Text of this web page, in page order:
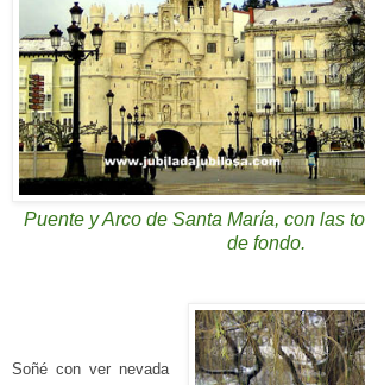
Puente y Arco de Santa María, con las
de fondo.
Soñé con ver nevada